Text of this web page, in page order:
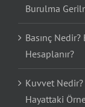
Burulma
Basınç Nedir?
Hesaplanır?
Kuvvet
Hayattaki